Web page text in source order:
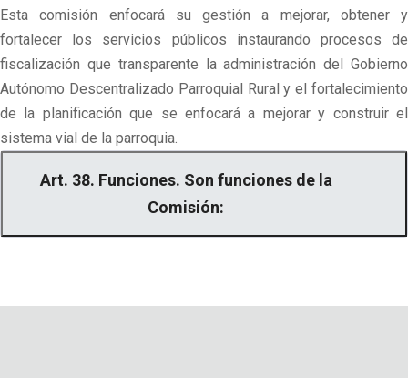
Esta comisión enfocará su gestión a mejorar, obtener y
fortalecer los servicios públicos instaurando procesos de
fiscalización que transparente la administración del Gobierno
Autónomo Descentralizado Parroquial Rural y el fortalecimiento
de la planificación que se enfocará a mejorar y construir el
sistema vial de la parroquia.
Art. 38. Funciones. Son funciones de la
Comisión: